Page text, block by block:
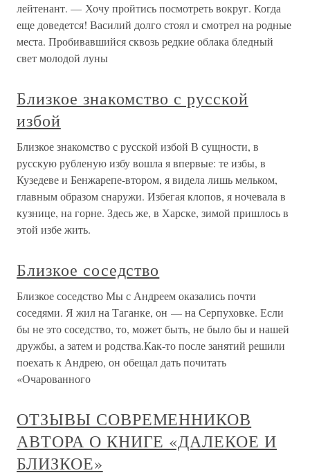
лейтенант. — Хочу пройтись посмотреть вокруг. Когда
еще доведется! Василий долго стоял и смотрел на родные
места. Пробивавшийся сквозь редкие облака бледный
свет молодой луны
Близкое знакомство с русской
избой
Близкое знакомство с русской избой В сущности, в
русскую рубленую избу вошла я впервые: те избы, в
Кузедеве и Бенжарепе-втором, я видела лишь мельком,
главным образом снаружи. Избегая клопов, я ночевала в
кузнице, на горне. Здесь же, в Харске, зимой пришлось в
этой избе жить.
Близкое соседство
Близкое соседство Мы с Андреем оказались почти
соседями. Я жил на Таганке, он — на Серпуховке. Если
бы не это соседство, то, может быть, не было бы и нашей
дружбы, а затем и родства.Как-то после занятий решили
поехать к Андрею, он обещал дать почитать
«Очарованного
ОТЗЫВЫ СОВРЕМЕННИКОВ
АВТОРА О КНИГЕ «ДАЛЕКОЕ И
БЛИЗКОЕ»